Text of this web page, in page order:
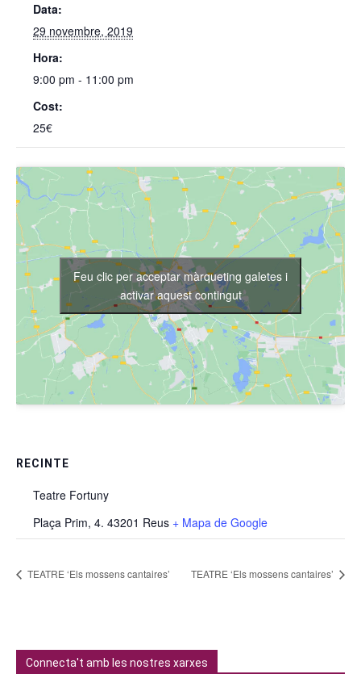
Data:
29 novembre, 2019
Hora:
9:00 pm - 11:00 pm
Cost:
25€
RECINTE
Teatre Fortuny
Plaça Prim, 4. 43201 Reus + Mapa de Google
Feu clic per acceptar màrqueting galetes i
activar aquest contingut
TEATRE ‘Els mossens cantaires’ TEATRE ‘Els mossens cantaires’
Connecta't amb les nostres xarxes